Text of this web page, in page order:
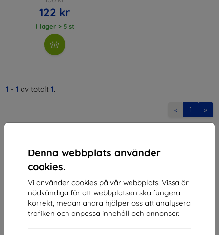
Denna webbplats använder
cookies.
Vi använder cookies på vår webbplats. Vissa är
nödvändiga för att webbplatsen ska fungera
korrekt, medan andra hjälper oss att analysera
trafiken och anpassa innehåll och annonser.
122 kr
I lager > 5 st
1 - 1 av totalt 1.
« 1 »
Shield-SK s.r.o.
Organisationsnummer:46701494
Momsregistreringsnummer:SK2023549671